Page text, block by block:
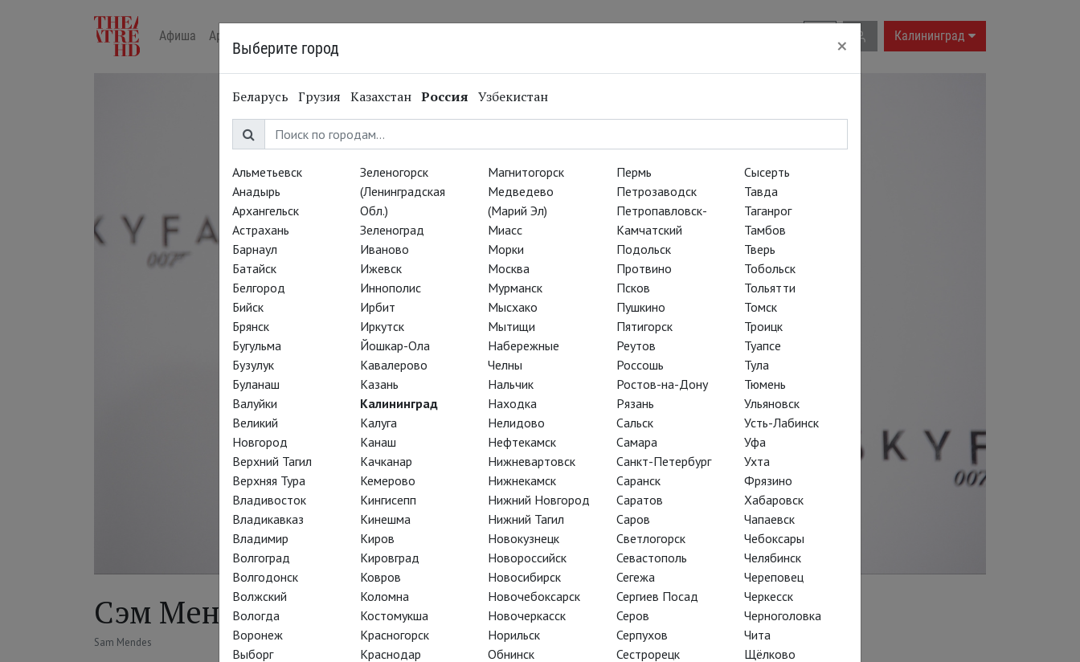
Калининград
Афиша Арт-лекторий в кино
Сэм Мендес
Sam Mendes
Выберите город ×
Беларусь Грузия Казахстан Россия Узбекистан
Альметьевск
Анадырь
Архангельск
Астрахань
Барнаул
Батайск
Белгород
Бийск
Брянск
Бугульма
Бузулук
Буланаш
Валуйки
Великий
Новгород
Верхний Тагил
Верхняя Тура
Владивосток
Владикавказ
Владимир
Волгоград
Волгодонск
Волжский
Вологда
Воронеж
Выборг
Зеленогорск
(Ленинградская
Обл.)
Зеленоград
Иваново
Ижевск
Иннополис
Ирбит
Иркутск
Йошкар-Ола
Кавалерово
Казань
Калининград
Калуга
Канаш
Качканар
Кемерово
Кингисепп
Кинешма
Киров
Кировград
Ковров
Коломна
Костомукша
Красногорск
Краснодар
Магнитогорск
Медведево
(Марий Эл)
Миасс
Морки
Москва
Мурманск
Мысхако
Мытищи
Набережные
Челны
Нальчик
Находка
Нелидово
Нефтекамск
Нижневартовск
Нижнекамск
Нижний Новгород
Нижний Тагил
Новокузнецк
Новороссийск
Новосибирск
Новочебоксарск
Новочеркасск
Норильск
Обнинск
Пермь
Петрозаводск
Петропавловск-
Камчатский
Подольск
Протвино
Псков
Пушкино
Пятигорск
Реутов
Россошь
Ростов-на-Дону
Рязань
Сальск
Самара
Санкт-Петербург
Саранск
Саратов
Саров
Светлогорск
Севастополь
Сегежа
Сергиев Посад
Серов
Серпухов
Сестрорецк
Сысерть
Тавда
Таганрог
Тамбов
Тверь
Тобольск
Тольятти
Томск
Троицк
Туапсе
Тула
Тюмень
Ульяновск
Усть-Лабинск
Уфа
Ухта
Фрязино
Хабаровск
Чапаевск
Чебоксары
Челябинск
Череповец
Черкесск
Черноголовка
Чита
Щёлково